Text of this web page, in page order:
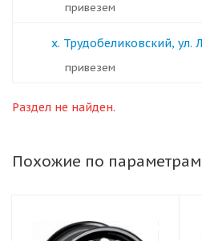
Привезем
х. Трудобеликовский, ул.
Привезем
Раздел не найден.
Похожие по параметрам